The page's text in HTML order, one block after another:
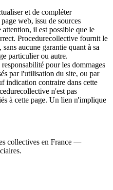
et de compléter
web, issu de sources
il est possible que le
Procedurecollective fournit le
aucune garantie quant à sa
particulier ou autre.
pour les dommages
par l'utilisation du site, ou par
indication contraire dans cette
n'est pas
à cette page. Un lien n'implique
collectives en France —